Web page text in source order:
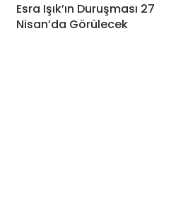
Esra Işık’ın Duruşması 27
Nisan’da Görülecek